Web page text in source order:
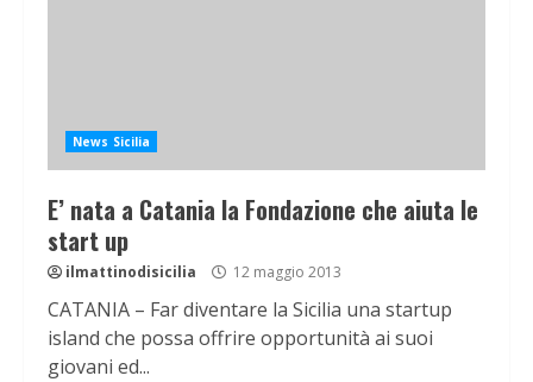
News Sicilia
E’ nata a Catania la Fondazione che aiuta le
start up
ilmattinodisicilia 12 maggio 2013
CATANIA – Far diventare la Sicilia una startup
island che possa offrire opportunità ai suoi
giovani ed...